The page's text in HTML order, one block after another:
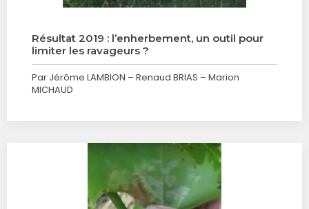
Résultat 2019 : l’enherbement, un outil pour
limiter les ravageurs ?
Par Jérôme LAMBION – Renaud BRIAS – Marion
MICHAUD